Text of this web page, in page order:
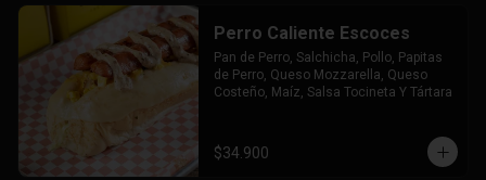
Perro Caliente Escoces
Pan de Perro, Salchicha, Pollo, Papitas
de Perro, Queso Mozzarella, Queso
Costeño, Maíz, Salsa Tocineta Y Tártara
$34.900